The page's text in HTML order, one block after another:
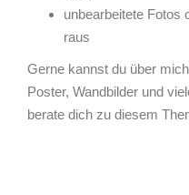
unbearbeitete Fotos
raus
Gerne kannst du über
Poster, Wandbilder und
berate dich zu diesem